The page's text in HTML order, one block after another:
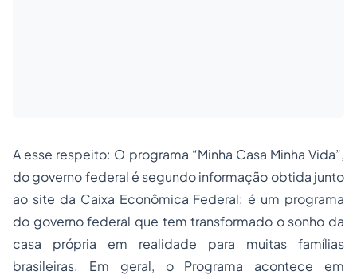
A esse respeito: O programa “Minha Casa Minha Vida”,
do governo federal é segundo informação obtida junto
ao site da Caixa Econômica Federal: é um programa
do governo federal que tem transformado o sonho da
casa própria em realidade para muitas famílias
brasileiras. Em geral, o Programa acontece em